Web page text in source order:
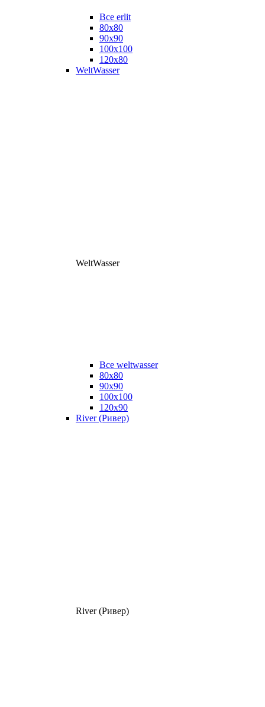
Все erlit
80x80
90x90
100x100
120x80
WeltWasser
WeltWasser
Все weltwasser
80x80
90x90
100x100
120x90
River (Ривер)
River (Ривер)